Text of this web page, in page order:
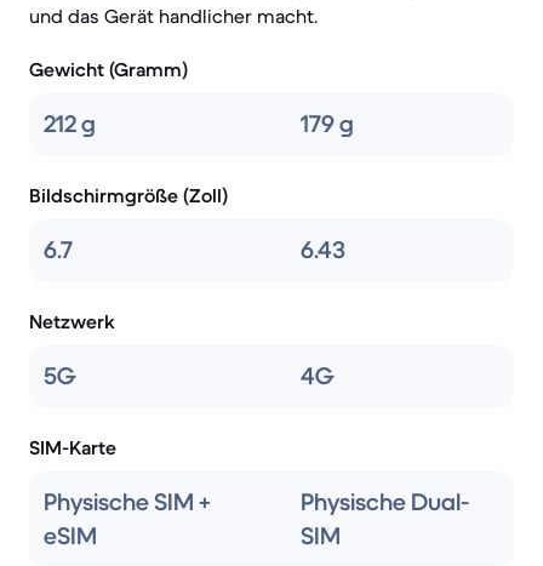
und das Gerät handlicher macht.
Gewicht (Gramm)
212 g 179 g
Bildschirmgröße (Zoll)
6.7 6.43
Netzwerk
5G 4G
SIM-Karte
Physische SIM +
eSIM
Physische Dual-
SIM